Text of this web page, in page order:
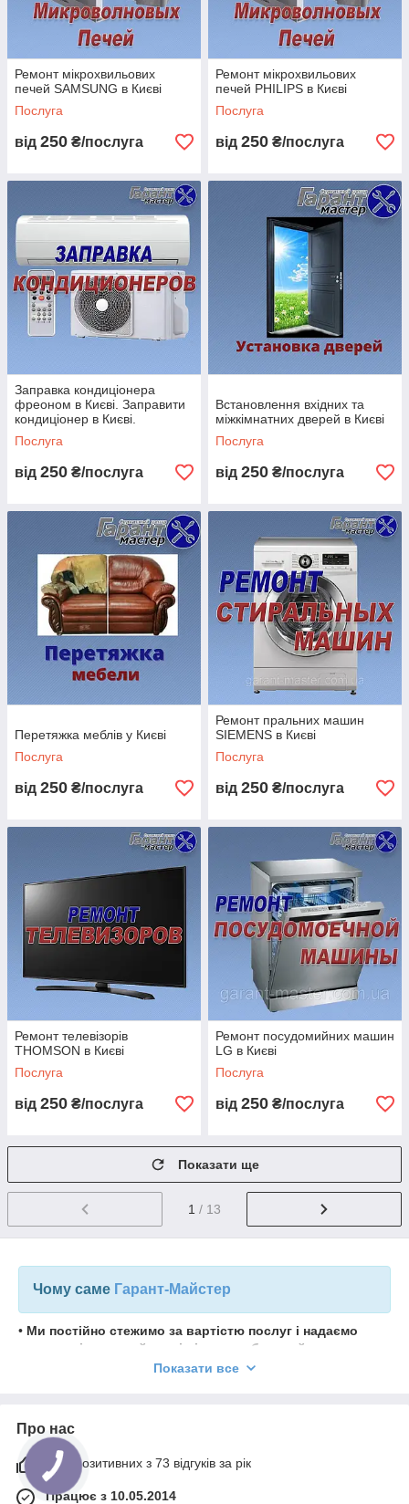
Ремонт мікрохвильових
печей SAMSUNG в Києві
Послуга
від 250 ₴/послуга
Ремонт мікрохвильових
печей PHILIPS в Києві
Послуга
від 250 ₴/послуга
Заправка кондиціонера
фреоном в Києві. Заправити
кондиціонер в Києві.
Послуга
від 250 ₴/послуга
Встановлення вхідних та
міжкімнатних дверей в Києві
Послуга
від 250 ₴/послуга
Перетяжка меблів у Києві
Послуга
від 250 ₴/послуга
Ремонт пральних машин
SIEMENS в Києві
Послуга
від 250 ₴/послуга
Ремонт телевізорів
THOMSON в Києві
Послуга
від 250 ₴/послуга
Ремонт посудомийних машин
LG в Києві
Послуга
від 250 ₴/послуга
Показати ще
1 / 13
Чому саме Гарант-Майстер
• Ми постійно стежимо за вартістю послуг і надаємо
нашим клієнтам найнижчі ціни на побутовий ремонт в
майстра, яке часто займає весь день, можна забути.
• До того ж, всі наші співробітники володіють
багаторічним досвідом роботи, що забезпечує гарну
якість і швидкість ремонту.
Показати все
Про нас
93% позитивних з 73 відгуків за рік
Працює з 10.05.2014